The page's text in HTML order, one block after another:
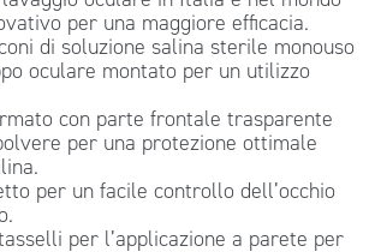
per una maggiore efficacia.
di soluzione salina sterile monouso
oculare montato per un utilizzo
con parte frontale trasparente
per una protezione ottimale
per un facile controllo dell’occhio
per l’applicazione a parete per